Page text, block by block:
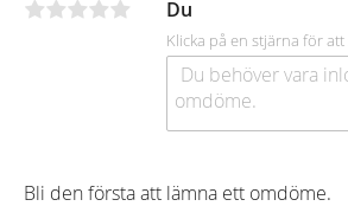
Du
Klicka på en stjärna för
Bli den första att lämna ett omdöme.